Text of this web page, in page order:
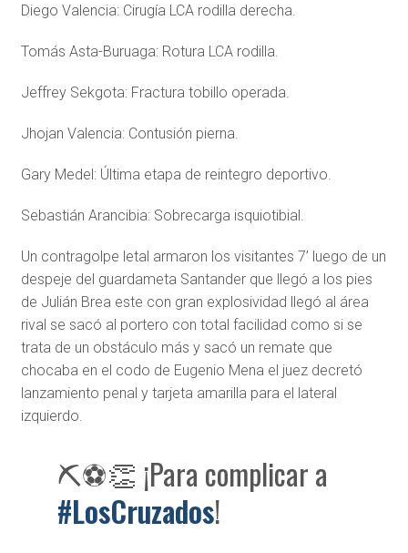
Diego Valencia: Cirugía LCA rodilla derecha.
Tomás ⁠Asta-Buruaga: Rotura LCA rodilla.
Jeffrey Sekgota: Fractura tobillo operada.
Jhojan Valencia: Contusión pierna.
Gary Medel: Última etapa de reintegro deportivo.
Sebastián Arancibia: Sobrecarga isquiotibial.
Un contragolpe letal armaron los visitantes 7’ luego de un
despeje del guardameta Santander que llegó a los pies
de Julián Brea este con gran explosividad llegó al área
rival se sacó al portero con total facilidad como si se
trata de un obstáculo más y sacó un remate que
chocaba en el codo de Eugenio Mena el juez decretó
lanzamiento penal y tarjeta amarilla para el lateral
izquierdo.
⛏️⚽👏 ¡Para complicar a
#LosCruzados!